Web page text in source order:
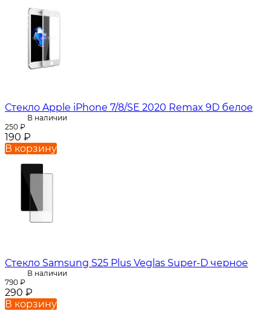
Стекло Apple iPhone 7/8/SE 2020 Remax 9D белое
В наличии
250 ₽
190 ₽
В корзину
Стекло Samsung S25 Plus Veglas Super-D черное
В наличии
790 ₽
290 ₽
В корзину